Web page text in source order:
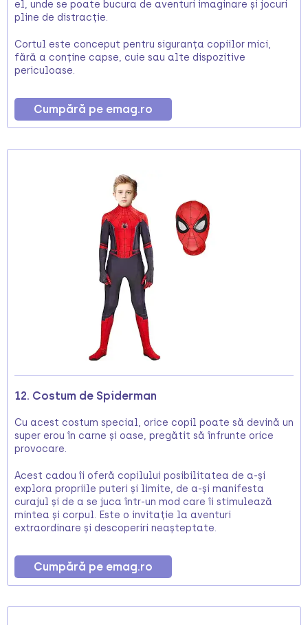
el, unde se poate bucura de aventuri imaginare și jocuri
pline de distracție.
Cortul este conceput pentru siguranța copiilor mici,
fără a conține capse, cuie sau alte dispozitive
periculoase.
Cumpără pe emag.ro
12. Costum de Spiderman
Cu acest costum special, orice copil poate să devină un
super erou în carne și oase, pregătit să înfrunte orice
provocare.
Acest cadou îi oferă copilului posibilitatea de a-și
explora propriile puteri și limite, de a-și manifesta
curajul și de a se juca într-un mod care îi stimulează
mintea și corpul. Este o invitație la aventuri
extraordinare și descoperiri neașteptate.
Cumpără pe emag.ro